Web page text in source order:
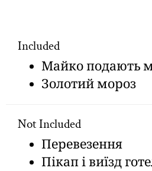
Included
Майко подають
Золотий мороз
Not Included
Перевезення
Пікап і виїзд